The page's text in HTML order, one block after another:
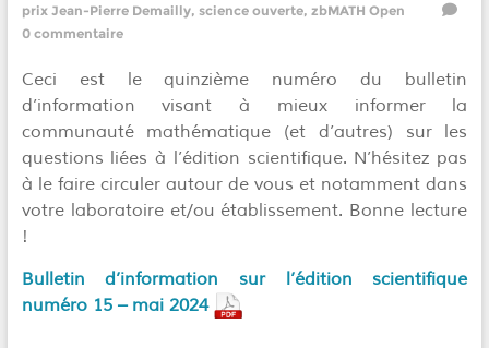
prix Jean-Pierre Demailly, science ouverte, zbMATH Open
0 commentaire
Ceci est le quinzième numéro du bulletin
d’information visant à mieux informer la
communauté mathématique (et d’autres) sur les
questions liées à l’édition scientifique. N’hésitez pas
à le faire circuler autour de vous et notamment dans
votre laboratoire et/ou établissement. Bonne lecture
!
Bulletin d’information sur l’édition scientifique
numéro 15 – mai 2024